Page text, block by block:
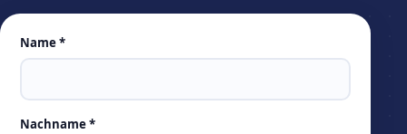
Leave
this
field
empty
Name *
Nachname *